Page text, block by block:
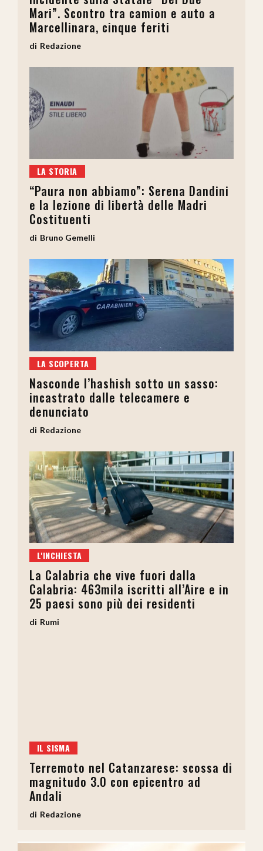
Mari”. Scontro tra camion e auto a
Marcellinara, cinque feriti
Redazione
LA STORIA
“Paura non abbiamo”: Serena Dandini
e la lezione di libertà delle Madri
Costituenti
Bruno Gemelli
LA SCOPERTA
Nasconde l’hashish sotto un sasso:
incastrato dalle telecamere e
denunciato
Redazione
L'INCHIESTA
La Calabria che vive fuori dalla
Calabria: 463mila iscritti all’Aire e in
25 paesi sono più dei residenti
Rumi
IL SISMA
Terremoto nel Catanzarese: scossa di
magnitudo 3.0 con epicentro ad
Andali
Redazione